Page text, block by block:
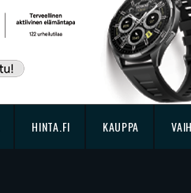
HINTA.FI KAUPPA